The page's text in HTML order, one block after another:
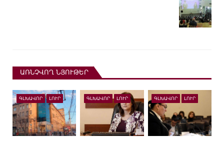
ԱՌՆՉՎՈՂ ՆՅՈՒԹԵՐ
ԳԼԽԱՎՈՐ ԼՈՒՐ ԳԼԽԱՎՈՐ ԼՈՒՐ ԳԼԽԱՎՈՐ ԼՈՒՐ